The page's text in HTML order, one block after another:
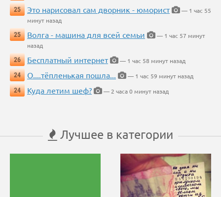
25
Это нарисовал сам дворник - юморист
— 1 час 55
минут назад
25
Волга - машина для всей семьи
— 1 час 57 минут
назад
26
Бесплатный интернет
— 1 час 58 минут назад
24
О....тёпленькая пошла...
— 1 час 59 минут назад
24
Куда летим шеф? — 2 часа 0 минут назад
Лучшее в категории